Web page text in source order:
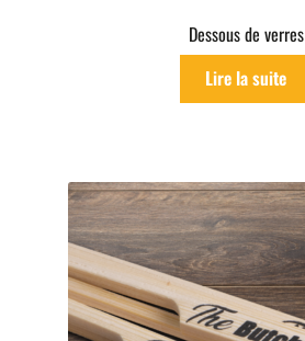
Dessous de verres
Lire la suite